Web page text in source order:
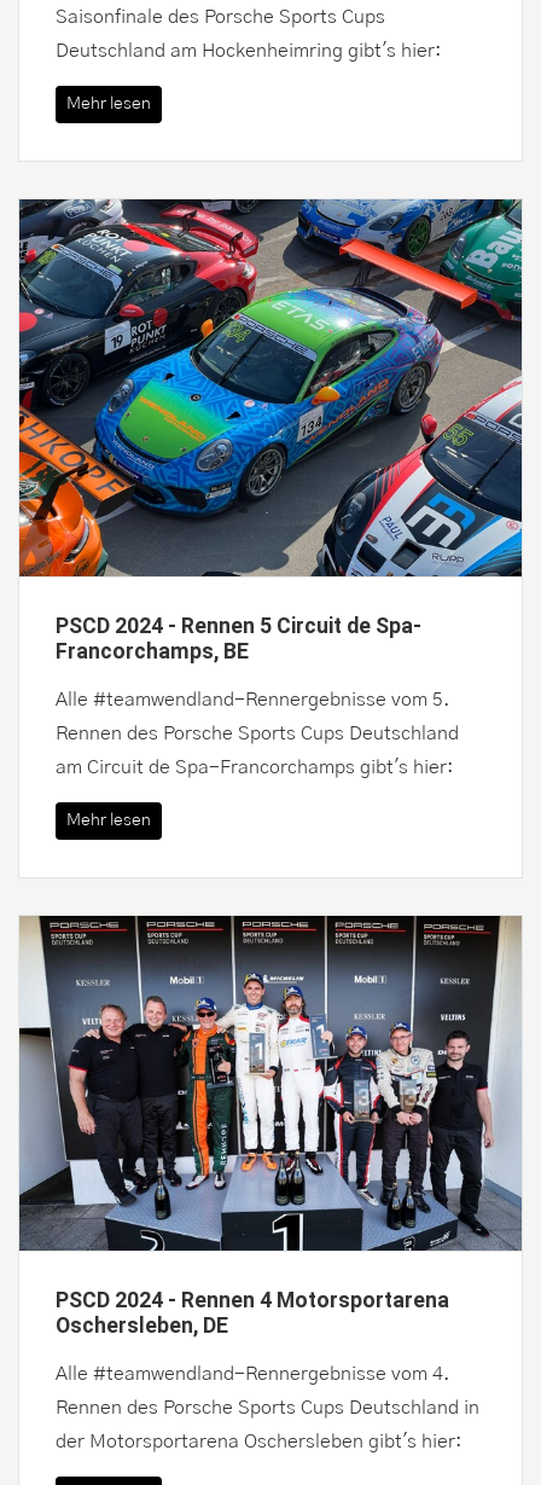
Saisonfinale des Porsche Sports Cups
Deutschland am Hockenheimring gibt's hier:
Mehr lesen
PSCD 2024 - Rennen 5 Circuit de Spa-
Francorchamps, BE
Alle #teamwendland-Rennergebnisse vom 5.
Rennen des Porsche Sports Cups Deutschland
am Circuit de Spa-Francorchamps gibt's hier:
Mehr lesen
PSCD 2024 - Rennen 4 Motorsportarena
Oschersleben, DE
Alle #teamwendland-Rennergebnisse vom 4.
Rennen des Porsche Sports Cups Deutschland in
der Motorsportarena Oschersleben gibt's hier: